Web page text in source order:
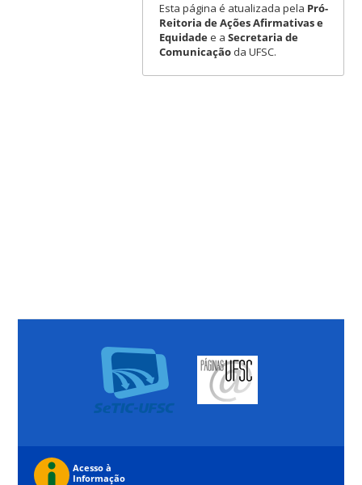
Esta página é atualizada pela Pró-
Reitoria de Ações Afirmativas e
Equidadee a Secretaria de
Comunicaçãoda UFSC.